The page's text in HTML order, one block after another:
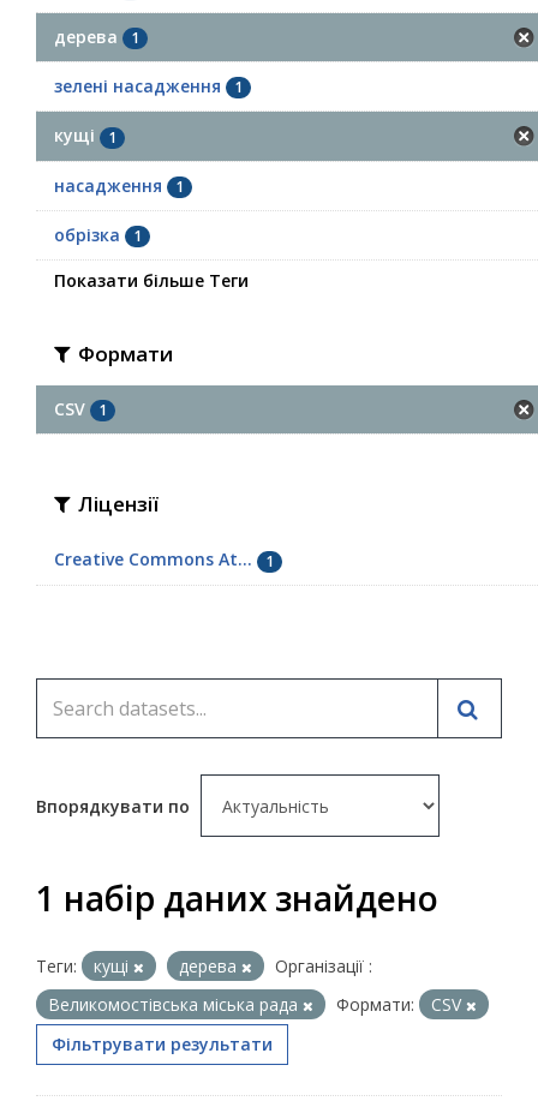
дерева 1
зелені насадження 1
кущі 1
насадження 1
обрізка 1
Показати більше Теги
Формати
CSV 1
Ліцензії
Creative Commons At... 1
Впорядкувати по
1 набір даних знайдено
Теги: кущі дерева
Організації :
Великомостівська міська рада
Формати:
CSV
Фільтрувати результати